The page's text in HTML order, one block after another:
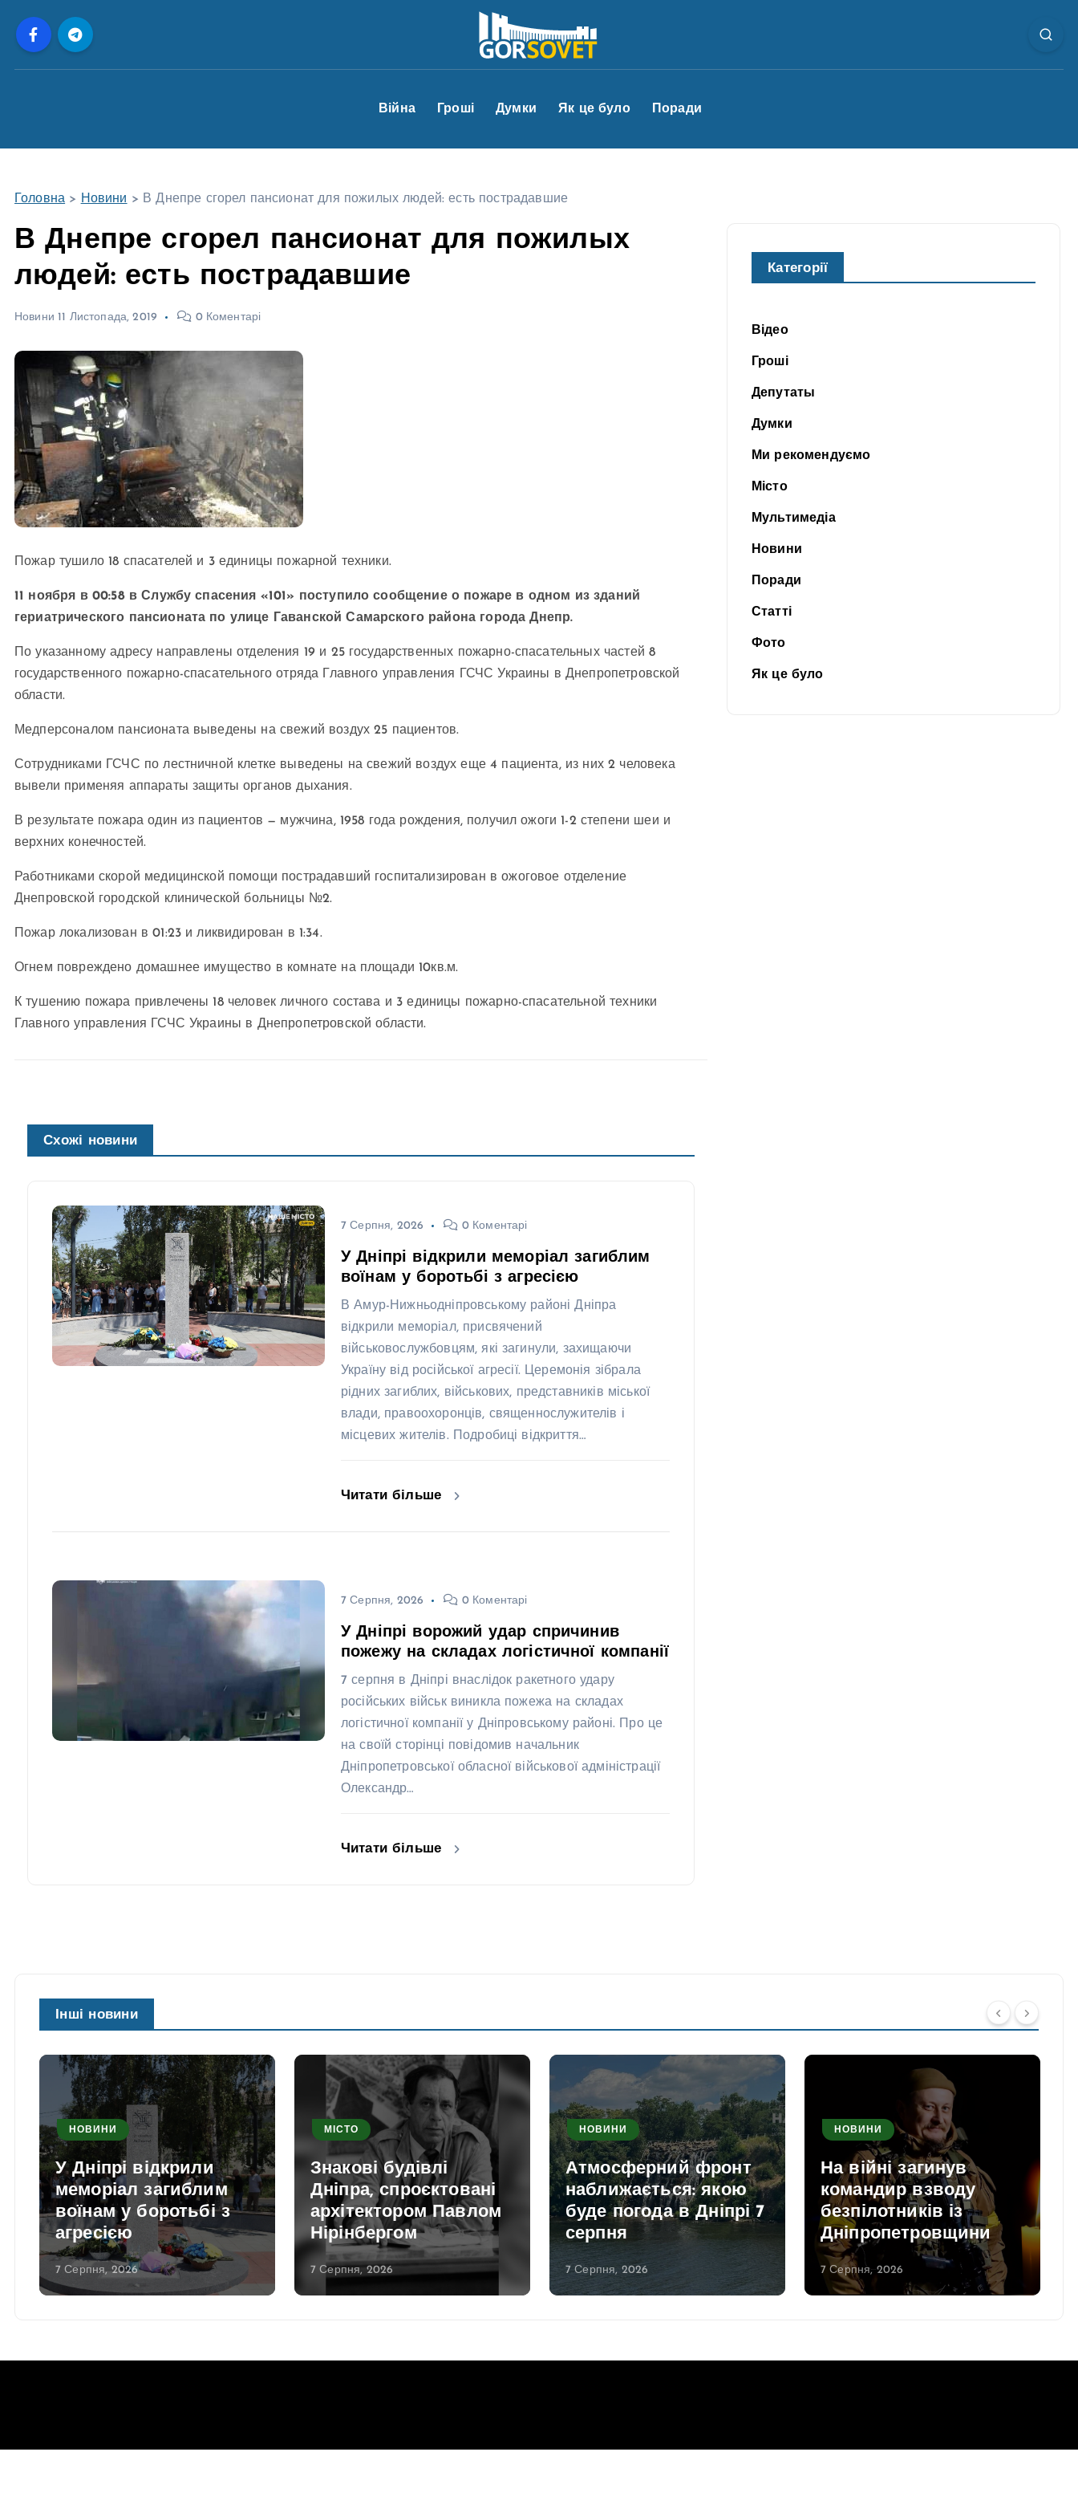
Війна Гроші Думки Як це було Поради
Головна > Новини > В Днепре сгорел пансионат для пожилых людей: есть пострадавшие
В Днепре сгорел пансионат для пожилых
людей: есть пострадавшие
Новини 11 Листопада, 2019 0 Коментарі
Пожар тушило 18 спасателей и 3 единицы пожарной техники.
11 ноября в 00:58 в Службу спасения «101» поступило сообщение о пожаре в одном из зданий
гериатрического пансионата по улице Гаванской Самарского района города Днепр.
По указанному адресу направлены отделения 19 и 25 государственных пожарно-спасательных частей 8
государственного пожарно-спасательного отряда Главного управления ГСЧС Украины в Днепропетровской
области.
Медперсоналом пансионата выведены на свежий воздух 25 пациентов.
Сотрудниками ГСЧС по лестничной клетке выведены на свежий воздух еще 4 пациента, из них 2 человека
вывели применяя аппараты защиты органов дыхания.
В результате пожара один из пациентов — мужчина, 1958 года рождения, получил ожоги 1-2 степени шеи и
верхних конечностей.
Работниками скорой медицинской помощи пострадавший госпитализирован в ожоговое отделение
Днепровской городской клинической больницы №2.
Пожар локализован в 01:23 и ликвидирован в 1:34.
Огнем повреждено домашнее имущество в комнате на площади 10кв.м.
К тушению пожара привлечены 18 человек личного состава и 3 единицы пожарно-спасательной техники
Главного управления ГСЧС Украины в Днепропетровской области.
Схожі новини
7 Серпня, 2026 0 Коментарі
У Дніпрі відкрили меморіал загиблим
воїнам у боротьбі з агресією
В Амур-Нижньодніпровському районі Дніпра
відкрили меморіал, присвячений
військовослужбовцям, які загинули, захищаючи
Україну від російської агресії. Церемонія зібрала
рідних загиблих, військових, представників міської
влади, правоохоронців, священнослужителів і
місцевих жителів. Подробиці відкриття…
Читати більше
7 Серпня, 2026 0 Коментарі
У Дніпрі ворожий удар спричинив
пожежу на складах логістичної компанії
7 серпня в Дніпрі внаслідок ракетного удару
російських військ виникла пожежа на складах
логістичної компанії у Дніпровському районі. Про це
на своїй сторінці повідомив начальник
Дніпропетровської обласної військової адміністрації
Олександр…
Читати більше
Категорії
Відео
Гроші
Депутаты
Думки
Ми рекомендуємо
Місто
Мультимедіа
Новини
Поради
Статті
Фото
Як це було
Інші новини
НОВИНИ
У Дніпрі відкрили
меморіал загиблим
воїнам у боротьбі з
агресією
7 Серпня, 2026
МІСТО
Знакові будівлі
Дніпра, спроєктовані
архітектором Павлом
Нірінбергом
7 Серпня, 2026
НОВИНИ
Атмосферний фронт
наближається: якою
буде погода в Дніпрі 7
серпня
7 Серпня, 2026
НОВИНИ
На війні загинув
командир взводу
безпілотників із
Дніпропетровщини
7 Серпня, 2026